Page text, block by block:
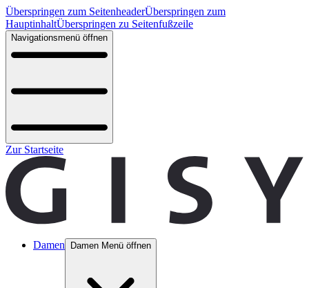
Überspringen zum SeitenheaderÜberspringen zum
HauptinhaltÜberspringen zu Seitenfußzeile
Navigationsmenü öffnen
Zur Startseite
Damen Damen Menü öffnen